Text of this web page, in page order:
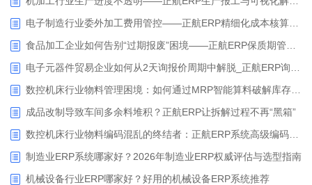
成品改制导致车间多余料堆积？正航ERP让拆解过程不再“黑箱”
制造业ERP系统哪家好？2026年制造业ERP权威评估与选型指南
机械设备行业ERP哪家好？好用的机械设备ERP系统推荐